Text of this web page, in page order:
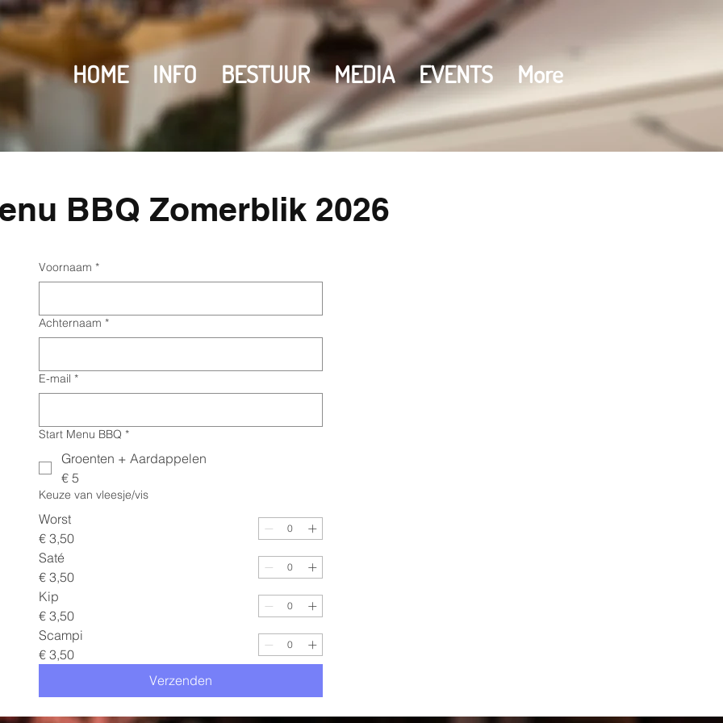
HOME INFO BESTUUR MEDIA EVENTS More
BBQ Zomerblik 2026
Voornaam *
Achternaam *
E-mail *
Start Menu BBQ *
Groenten + Aardappelen
€ 5
Keuze van vleesje/vis
Worst
€ 3,50
Saté
€ 3,50
Kip
€ 3,50
Scampi
€ 3,50
Verzenden